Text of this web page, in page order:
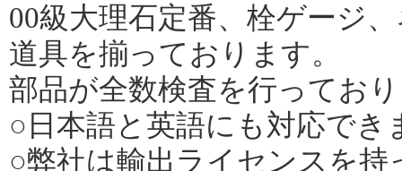
00級大理石定番、栓ゲージ
道具を揃っております。
部品が全数検査を行ってお
○日本語と英語にも対応でき
○弊社は輸出ライセンスを持